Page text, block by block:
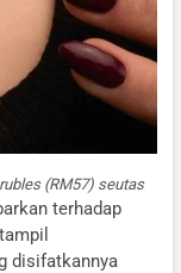
(RM57) seutas
terhadap
disifatkannya